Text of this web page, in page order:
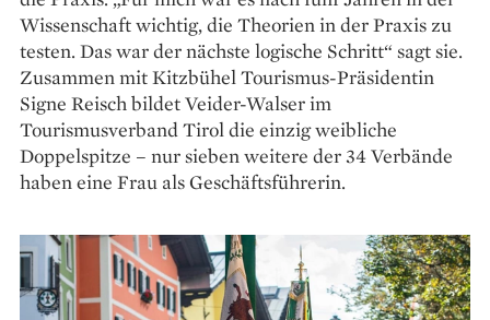
Wissenschaft wichtig, die Theorien in der Praxis zu
testen. Das war der nächste logische Schritt“ sagt sie.
Zusammen mit Kitzbühel Tourismus-Präsidentin
Signe Reisch bildet Veider-Walser im
Tourismusverband Tirol die einzig weibliche
Doppelspitze – nur sieben weitere der 34 Verbände
haben eine Frau als Geschäftsführerin.